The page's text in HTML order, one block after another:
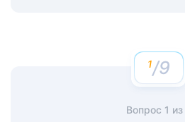
/9
Вопрос 1 из